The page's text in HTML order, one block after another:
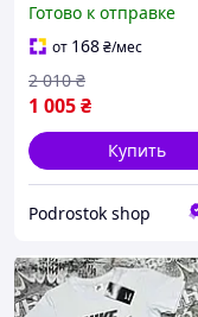
подросток, детские
качественные
спортивные костюмы
футболка шорты с
принтом
Готово к отправке
от 168₴/мес
1 005₴
2 010 ₴
Купить
Podrostok shop